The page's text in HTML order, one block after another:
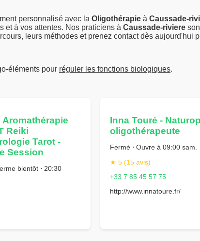
personnalisé avec la Oligothérapie à Caussade-
et à vos attentes. Nos praticiens à Caussade-riviere
leurs méthodes et prenez contact dès
éléments pour réguler les fonctions biologiques.
Reiki
Tarot -
Session
bientôt ⋅ 20:30
Inna Touré -
oligothérapeute
Fermé ⋅ Ouvre à 09:00 sam.
★ 5 (15 avis)
+33 7 85 45 57 75
http://www.innatoure.fr/